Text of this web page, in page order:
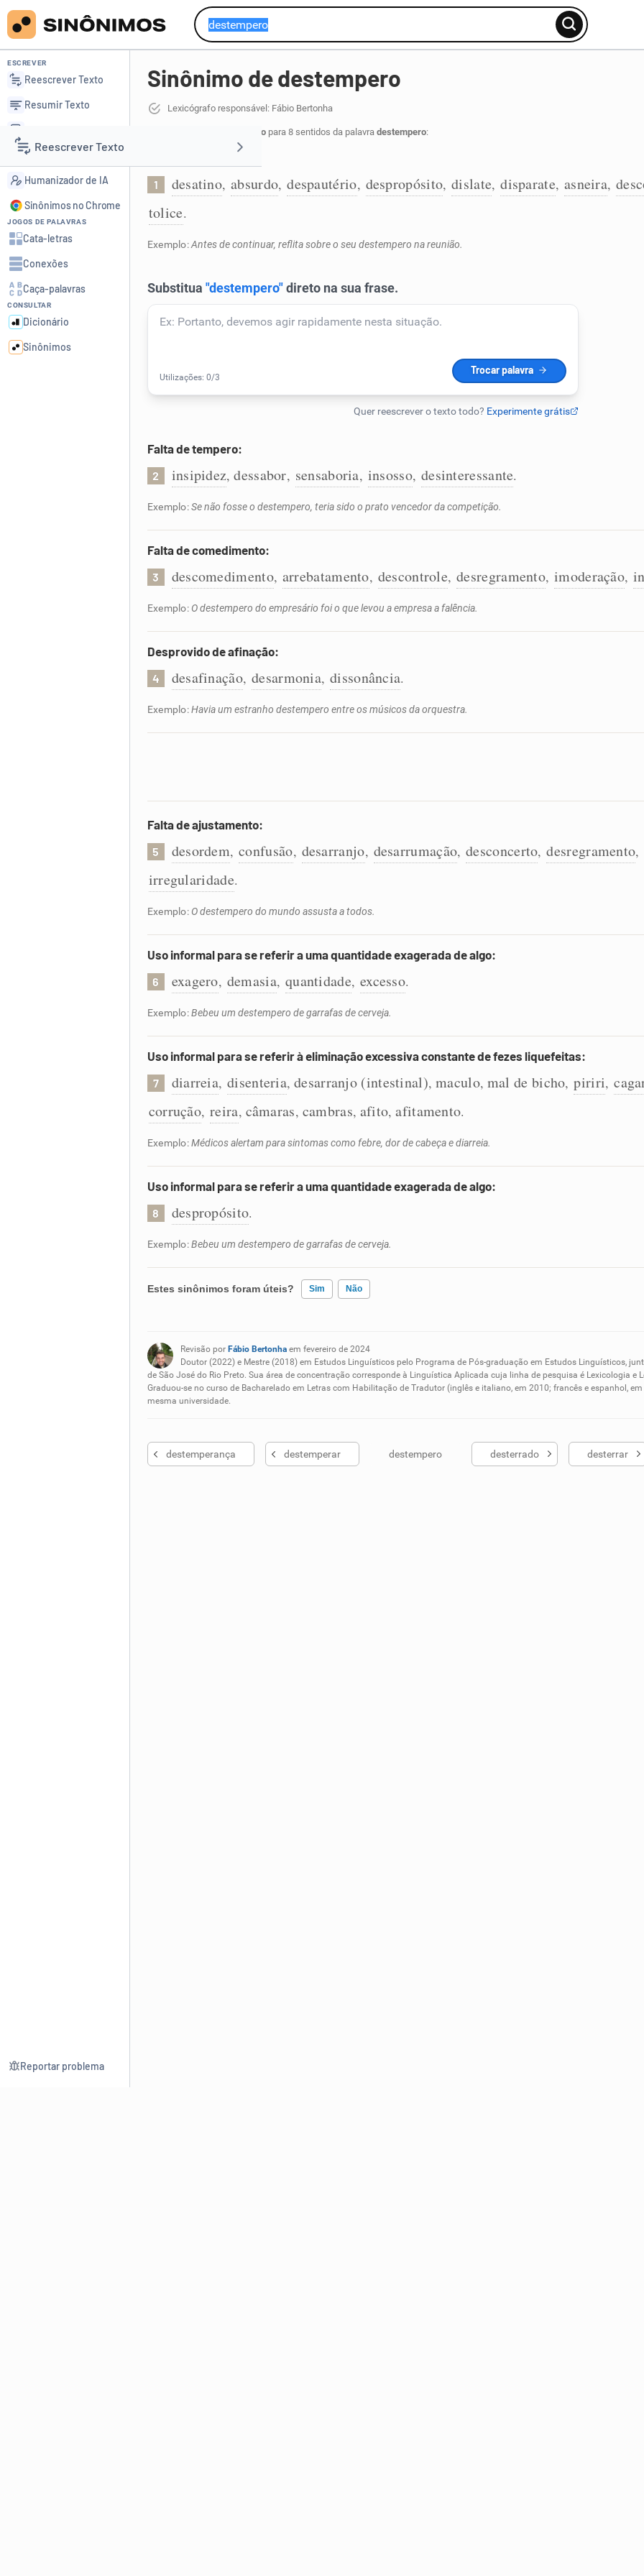
Reescrever Texto
Resumir Texto
Corrigir Texto
Detector de IA
Humanizador de IA
ESCREVER
Reescrever Texto
Resumir Texto
Detector de IA
Humanizador de IA
Sinônimos no Chrome
JOGOS DE PALAVRAS
Cata-letras
Conexões
Caça-palavras
CONSULTAR
Dicionário
Sinônimos
Reportar problema
Sinônimo de destempero
Lexicógrafo responsável: Fábio Bertonha
48 sinônimos de destemperopara 8 sentidos da palavra destempero:
1 desatino, absurdo, despautério, despropósito, dislate, disparate, asneira,
tolice.
Exemplo:Antes de continuar, reflita sobre o seu destempero na reunião.
Falta de tempero:
2 insipidez,dessabor, sensaboria, insosso, desinteressante.
Exemplo:Se não fosse o destempero, teria sido o prato vencedor da competição.
Falta de comedimento:
3 descomedimento, arrebatamento, descontrole, desregramento, imoderação,
Exemplo: O destempero do empresário foi o que levou a empresa a falência.
Desprovido de afinação:
4 desafinação, desarmonia, dissonância.
Exemplo:Havia um estranho destempero entre os músicos da orquestra.
Falta de ajustamento:
5 desordem, confusão, desarranjo, desarrumação, desconcerto, desregramento,
irregularidade.
Exemplo: O destempero do mundo assusta a todos.
Uso informal para se referir a uma quantidade exagerada de algo:
6 exagero, demasia, quantidade, excesso.
Exemplo:Bebeu um destempero de garrafas de cerveja.
Uso informal para se referir à eliminação excessiva constante de fezes liquefeitas:
7 diarreia, disenteria,desarranjo (intestinal), maculo, mal de bicho, piriri,
corrução, reira, câmaras, cambras, afito,afitamento.
Exemplo:Médicos alertam para sintomas como febre, dor de cabeça e diarreia.
Uso informal para se referir a uma quantidade exagerada de algo:
8 despropósito.
Exemplo:Bebeu um destempero de garrafas de cerveja.
Estes sinônimos foram úteis? Sim Não
Nenhum dos sinônimos apresentados me ajudou
Outro
Revisão por Fábio Bertonhaem fevereiro de 2024
Doutor (2022) e Mestre (2018) em Estudos Linguísticos pelo Programa de Pós-graduação em Estudos Linguísticos,
de São José do Rio Preto. Sua área de concentração corresponde à Linguística Aplicada cuja linha de pesquisa é Lexicologia e
Graduou-se no curso de Bacharelado em Letras com Habilitação de Tradutor (inglês e italiano, em 2010; francês e espanhol,
mesma universidade.
destemperança destemperar destempero desterrado desterrar